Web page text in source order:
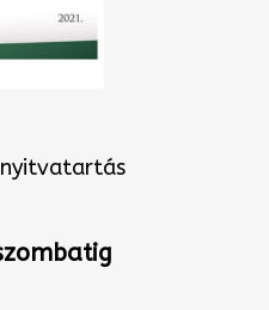
nyitvatartás